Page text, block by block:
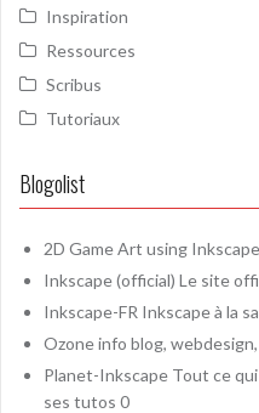
Inspiration
Ressources
Scribus
Tutoriaux
Blogolist
2D Game Art using
Inkscape (official) Le site
Inkscape-FR Inkscape à la
Ozoneinfo blog,
Planet-Inkscape Tout ce
ses tutos 0